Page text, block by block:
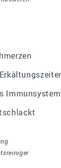
Immunsystem